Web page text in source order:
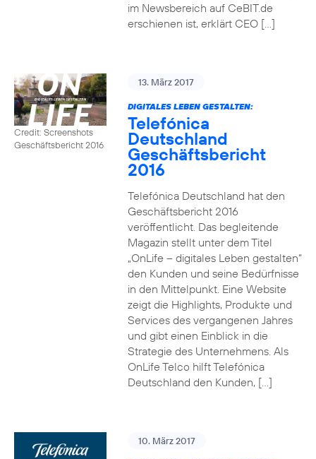
im Newsbereich auf CeBIT.de
erschienen ist, erklärt CEO […]
Credit: Screenshots
Geschäftsbericht 2016
13. März 2017
DIGITALES LEBEN GESTALTEN:
Telefónica
Deutschland
Geschäftsbericht
2016
Telefónica Deutschland hat den
Geschäftsbericht 2016
veröffentlicht. Das begleitende
Magazin stellt unter dem Titel
„OnLife – digitales Leben gestalten“
den Kunden und seine Bedürfnisse
in den Mittelpunkt. Eine Website
zeigt die Highlights, Produkte und
Services des vergangenen Jahres
und gibt einen Einblick in die
Strategie des Unternehmens. Als
OnLife Telco hilft Telefónica
Deutschland den Kunden, […]
10. März 2017